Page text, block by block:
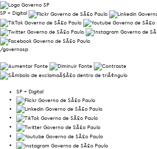
SP + Digital
/governosp
SP + Digital